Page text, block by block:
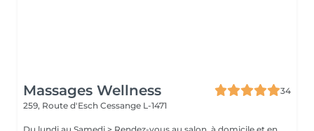
Massages Wellness
34
259, Route d'Esch Cessange L-1471